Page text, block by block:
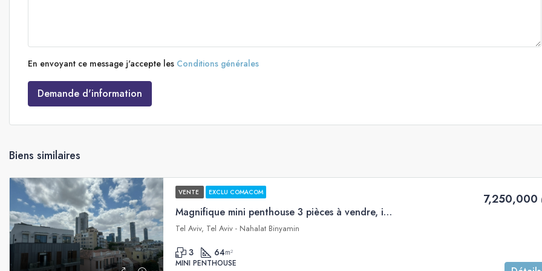
En envoyant ce message j'accepte les Conditions générales
Demande d'information
Biens similaires
VENTE EXCLU COMACOM
Magnifique mini penthouse 3 pièces à vendre, immeuble réputé, dans un des plus beaux quartiers de Tel Aviv
7,250,000
Tel Aviv, Tel Aviv - Nahalat Binyamin
3 64m²
MINI PENTHOUSE